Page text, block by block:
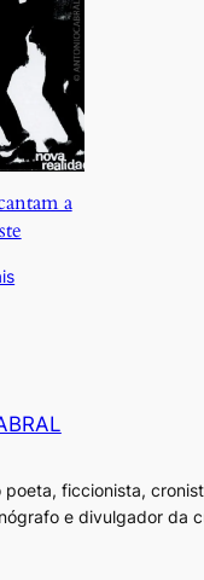
a
poeta, ficcionista,
e divulgador da